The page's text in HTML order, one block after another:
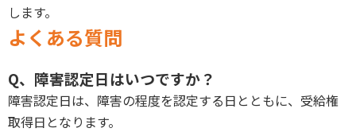
します。
よくある質問
Q、障害認定日はいつですか？
障害認定日は、障害の程度を認定する日とともに、受給権
取得日となります。